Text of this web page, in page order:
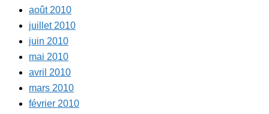
août 2010
juillet 2010
juin 2010
mai 2010
avril 2010
mars 2010
février 2010